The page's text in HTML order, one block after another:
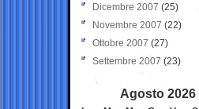
Dicembre 2007 (25)
Novembre 2007 (22)
Ottobre 2007 (27)
Settembre 2007 (23)
Agosto 2026